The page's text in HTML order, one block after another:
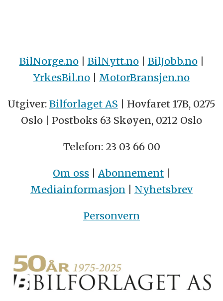
BilNorge.no| BilNytt.no| BilJobb.no|
YrkesBil.no
MotorBransjen.no
Utgiver: Bilforlaget AS | Hovfaret 17B, 0275
Oslo | Postboks 63 Skøyen, 0212 Oslo
Telefon: 23 03 66 00
Om oss | Abonnement |
Mediainformasjon | Nyhetsbrev
Personvern